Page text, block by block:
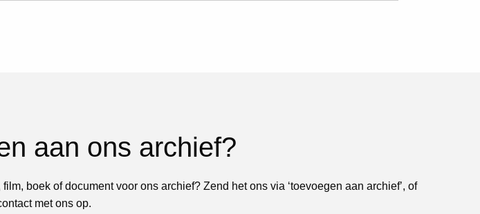
aan ons archief?
boek of document voor ons archief? Zend het ons via ‘toevoegen aan archief’, of
met ons op.